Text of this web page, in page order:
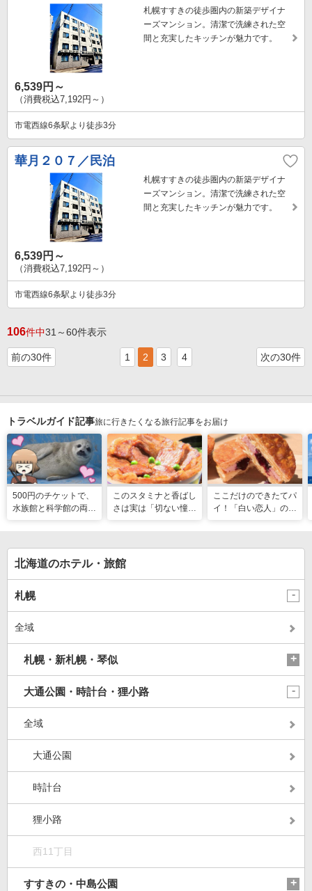
札幌すすきの徒歩圏内の新築デザイナ
ーズマンション。清潔で洗練された空
間と充実したキッチンが魅力です。
6,539円～
（消費税込7,192円～）
市電西線6条駅より徒歩3分
華月２０７／民泊
札幌すすきの徒歩圏内の新築デザイナ
ーズマンション。清潔で洗練された空
間と充実したキッチンが魅力です。
6,539円～
（消費税込7,192円～）
市電西線6条駅より徒歩3分
106件中31～60件表示
前の30件 1 2 3 4 次の30件
トラベルガイド記事旅に行きたくなる旅行記事をお届け
500円のチケットで、
水族館と科学館の両方
このスタミナと香ばし
さは実は「切ない憧
ツ
ここだけのできたてパ
イ！「白い恋人」の石
北海道のホテル・旅館
札幌
全域
札幌・新札幌・琴似
大通公園・時計台・狸小路
全域
大通公園
時計台
狸小路
西11丁目
すすきの・中島公園